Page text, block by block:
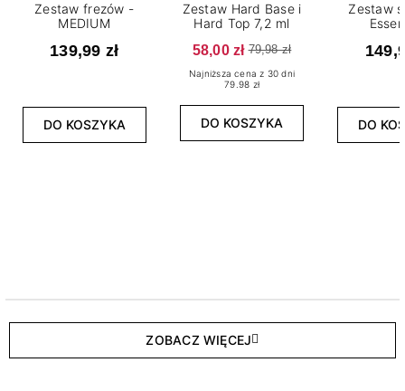
Zestaw frezów -
MEDIUM
139,99 zł
DO KOSZYKA
Zestaw Hard Base i
Hard Top 7,2 ml
58,00 zł 79,98 zł
Najniższa cena z 30 dni
79.98 zł
DO KOSZYKA
Zestaw
DO
ZOBACZ WIĘCEJ